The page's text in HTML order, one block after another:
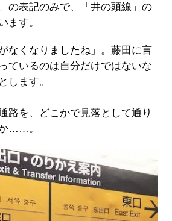
の表記のみで、「井の頭線」の
ます。
なくなりましたね」。藤田に言
ているのは自分だけではないな
します。
路を、どこかで見落として通り
……。